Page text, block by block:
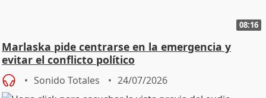
08:16
Marlaska pide centrarse en la emergencia y
evitar el conflicto político
Sonido Totales 24/07/2026